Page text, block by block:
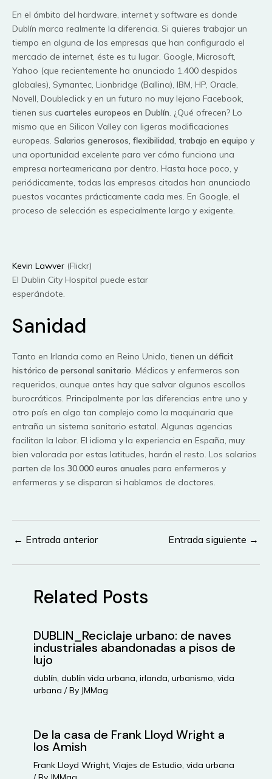
En el ámbito del hardware, internet y software es donde
Dublín marca realmente la diferencia. Si quieres trabajar un
tiempo en alguna de las empresas que han configurado el
mercado de internet, éste es tu lugar. Google, Microsoft,
Yahoo (que recientemente ha anunciado 1.400 despidos
globales), Symantec, Lionbridge (Ballina), IBM, HP, Oracle,
Novell, Doubleclick y en un futuro no muy lejano Facebook,
tienen sus cuarteles europeos en Dublín. ¿Qué ofrecen? Lo
mismo que en Silicon Valley con ligeras modificaciones
europeas. Salarios generosos, flexibilidad, trabajo en equipo y
una oportunidad excelente para ver cómo funciona una
empresa norteamericana por dentro. Hasta hace poco, y
periódicamente, todas las empresas citadas han anunciado
puestos vacantes prácticamente cada mes. En Google, el
proceso de selección es especialmente largo y exigente.
Kevin Lawver (Flickr)
El Dublin City Hospital puede estar
esperándote.
Sanidad
Tanto en Irlanda como en Reino Unido, tienen un déficit
histórico de personal sanitario. Médicos y enfermeras son
requeridos, aunque antes hay que salvar algunos escollos
burocráticos. Principalmente por las diferencias entre uno y
otro país en algo tan complejo como la maquinaria que
entraña un sistema sanitario estatal. Algunas agencias
facilitan la labor. El idioma y la experiencia en España, muy
bien valorada por estas latitudes, harán el resto. Los salarios
parten de los 30.000 euros anuales para enfermeros y
enfermeras y se disparan si hablamos de doctores.
Navegación
entradas
← Entrada anterior Entrada siguiente →
Related Posts
DUBLIN_Reciclaje urbano: de naves
industriales abandonadas a pisos de
lujo
dublín, dublín vida urbana, irlanda, urbanismo, vida
urbana / By JMMag
De la casa de Frank Lloyd Wright a
los Amish
Frank Lloyd Wright, Viajes de Estudio, vida urbana